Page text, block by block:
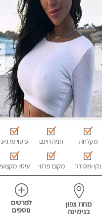
מקלחת חניה חינם עיסוי מרגיע
נקי ומסודר מקום פרטי עיסוי מקצועי
מחוז צפון
בנימינה
לפרטים
נוספים